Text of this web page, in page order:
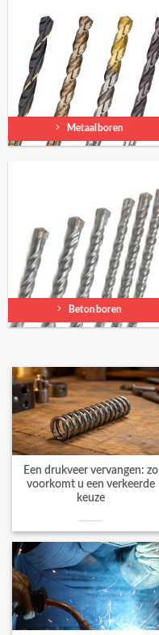
Metaalboren
Betonboren
Een drukveer vervangen: zo
voorkomt u een verkeerde
keuze